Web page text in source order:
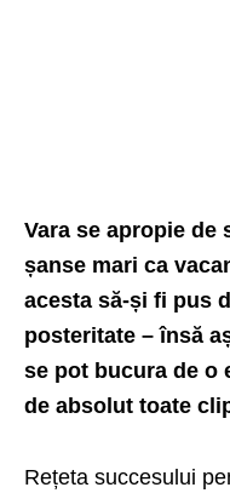
Vara se apropie
șanse mari ca
acesta să-și fi pus
posteritate – însă
se pot bucura de o
de absolut toate
Rețeta succesului